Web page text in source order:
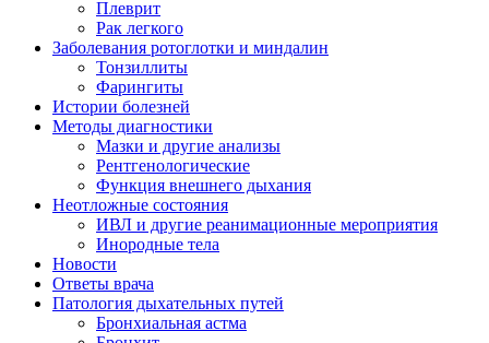
Плеврит
Рак легкого
Заболевания ротоглотки и миндалин
Тонзиллиты
Фарингиты
Истории болезней
Методы диагностики
Мазки и другие анализы
Рентгенологические
Функция внешнего дыхания
Неотложные состояния
ИВЛ и другие реанимационные мероприятия
Инородные тела
Новости
Ответы врача
Патология дыхательных путей
Бронхиальная астма